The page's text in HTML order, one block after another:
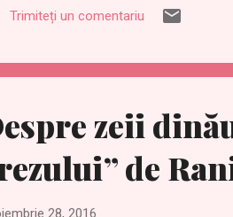
easily call them
unforgettable.
Trimiteți un comentariu
zeii
de
28, 2016